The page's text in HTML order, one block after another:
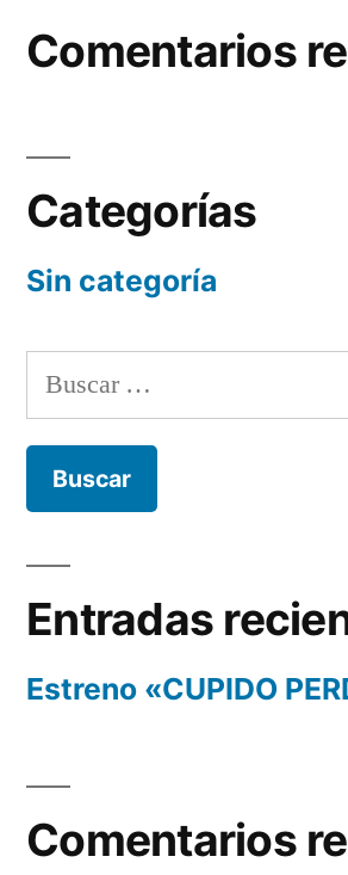
Comentarios
Categorías
Sin categoría
Buscar:
Entradas
Estreno «CUPIDO
Comentarios